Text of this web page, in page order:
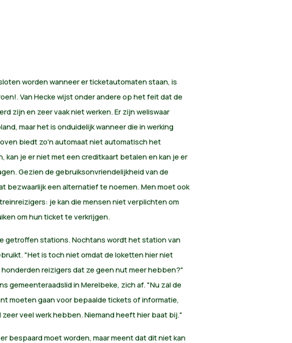
worden wanneer er ticketautomaten staan, is
Van Hecke wijst onder andere op het feit dat de
zijn en zeer vaak niet werken. Er zijn weliswaar
maar het is onduidelijk wanneer die in werking
biedt zo'n automaat niet automatisch het
kan je er niet met een creditkaart betalen en kan je er
Gezien de gebruiksonvriendelijkheid van de
bezwaarlijk een alternatief te noemen. Men moet ook
je kan die mensen niet verplichten om
om hun ticket te verkrijgen.
getroffen stations. Nochtans wordt het station van
"Het is toch niet omdat de loketten hier niet
reizigers dat ze geen nut meer hebben?"
gemeenteraadslid in Merelbeke, zich af. "Nu zal de
moeten gaan voor bepaalde tickets of informatie,
veel werk hebben. Niemand heeft hier baat bij."
bespaard moet worden, maar meent dat dit niet kan